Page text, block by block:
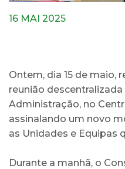
16 MAI 2025
Ontem, dia 15 de maio,
reunião
Administração, no
assinalando um novo
as Unidades e Equipas
Durante a manhã, o